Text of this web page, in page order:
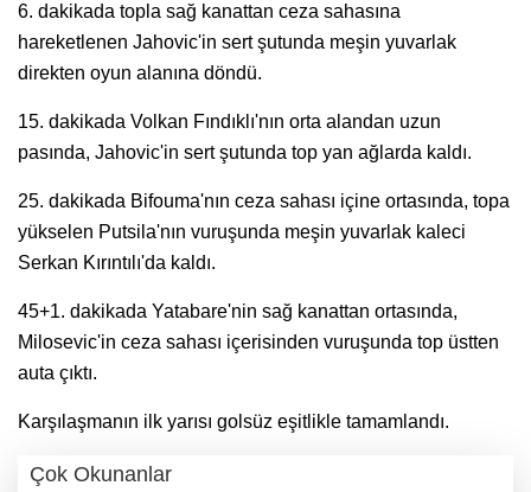
6. dakikada topla sağ kanattan ceza sahasına
hareketlenen Jahovic'in sert şutunda meşin yuvarlak
direkten oyun alanına döndü.
15. dakikada Volkan Fındıklı'nın orta alandan uzun
pasında, Jahovic'in sert şutunda top yan ağlarda kaldı.
25. dakikada Bifouma'nın ceza sahası içine ortasında, topa
yükselen Putsila'nın vuruşunda meşin yuvarlak kaleci
Serkan Kırıntılı'da kaldı.
45+1. dakikada Yatabare'nin sağ kanattan ortasında,
Milosevic'in ceza sahası içerisinden vuruşunda top üstten
auta çıktı.
Karşılaşmanın ilk yarısı golsüz eşitlikle tamamlandı.
Çok Okunanlar